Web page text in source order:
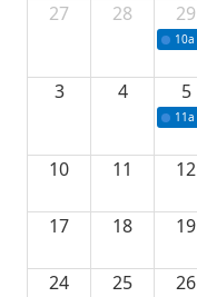
27
28 29
10a
3 4 5
11a
10 11 12
17 18 19
24 25 26